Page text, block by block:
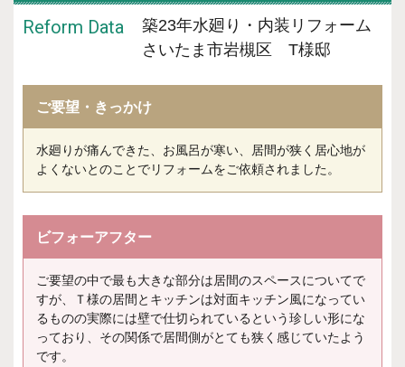
Reform Data
築23年水廻り・内装リフォーム
さいたま市岩槻区 T様邸
ご要望・きっかけ
水廻りが痛んできた、お風呂が寒い、居間が狭く居心地が
よくないとのことでリフォームをご依頼されました。
ビフォーアフター
ご要望の中で最も大きな部分は居間のスペースについてで
すが、Ｔ様の居間とキッチンは対面キッチン風になってい
るものの実際には壁で仕切られているという珍しい形にな
っており、その関係で居間側がとても狭く感じていたよう
です。